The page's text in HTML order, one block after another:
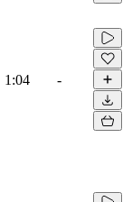
1:04 -